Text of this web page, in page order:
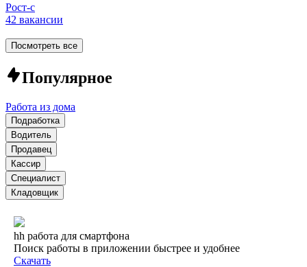
Рост-с
42 вакансии
Посмотреть все
Популярное
Работа из дома
Подработка
Водитель
Продавец
Кассир
Специалист
Кладовщик
hh работа для смартфона
Поиск работы в приложении быстрее и удобнее
Скачать